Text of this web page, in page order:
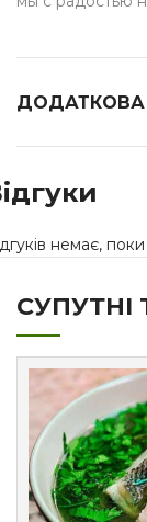
СУПУТНІ
ДОДАТКОВА
немає,